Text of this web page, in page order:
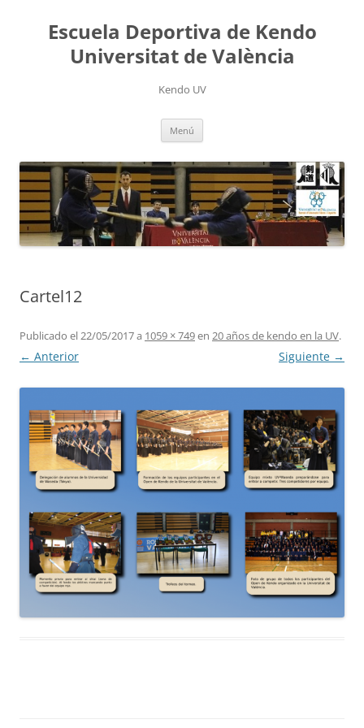
contenidoEscuela Deportiva de Kendo
Universitat de València
Kendo UV
Menú
Cartel12
Publicado el22/05/2017a 1059 × 749en 20 años de kendo en la UV.
← Anterior Siguiente →